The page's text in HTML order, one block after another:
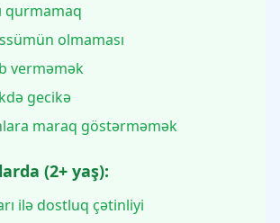
qurmamaq
olmaması
verməmək
gecikə
maraq göstərməmək
(2+ yaş):
ilə dostluq çətinliyi